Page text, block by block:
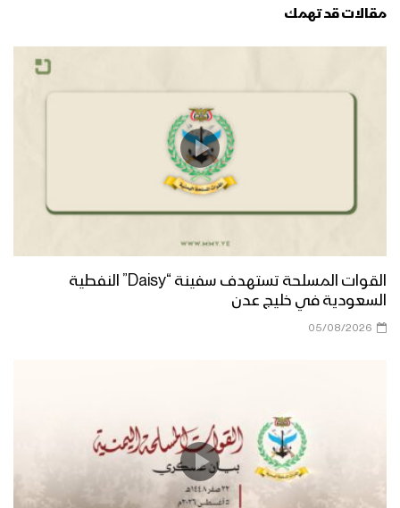
مقالات قد تهمك
القوات المسلحة تستهدف سفينة “Daisy” النفطية
السعودية في خليج عدن
05/08/2026